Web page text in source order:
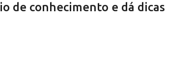
de conhecimento e dá dicas